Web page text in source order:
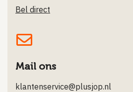
Bel direct
Mail ons
klantenservice@plusjop.nl